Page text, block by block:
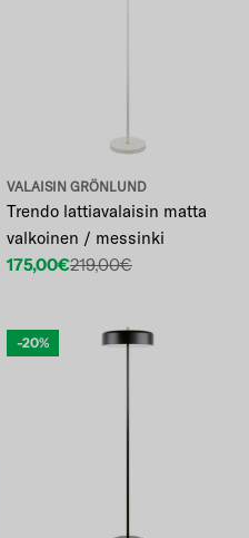
VALAISIN GRÖNLUND
Trendo lattiavalaisin matta
valkoinen / messinki
Etuhinta
175,00€
Normaalihinta
219,00€
-20%